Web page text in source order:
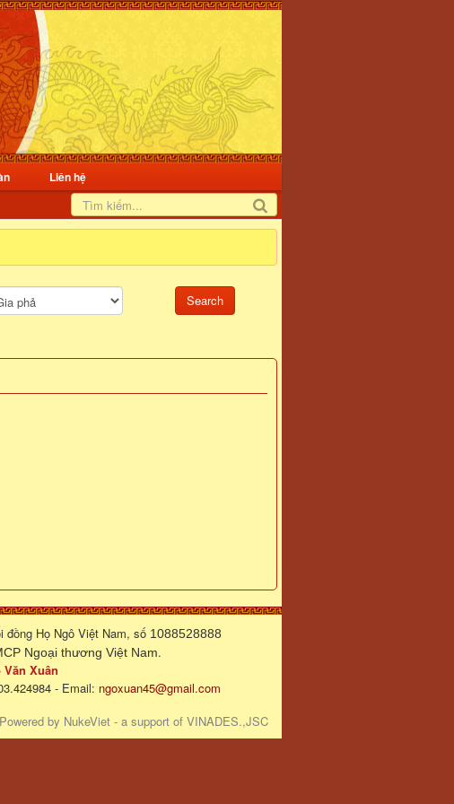
Liên hệ
đồng Họ Ngô Việt Nam, số 1088528888
Ngoại thương Việt Nam.
Văn Xuân
- Email: ngoxuan45@gmail.com
Powered by NukeViet - a support of VINADES.,JSC